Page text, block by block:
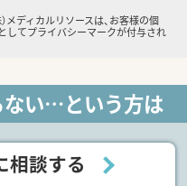
メディカルリソースは、お客様の個
してプライバシーマークが付与され
ない…という方は
相談する